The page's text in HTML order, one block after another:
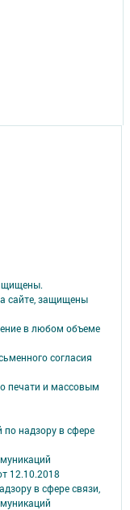
сайте, защищены
в любом объеме
согласия
печати и массовым
надзору в сфере
12.10.2018
в сфере связи,